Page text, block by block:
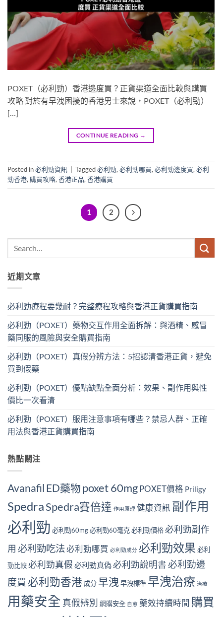
POXET（必利勁）香港邊度買？正貨渠道全面比較與購買
攻略 對於有早洩困擾的香港男士來說，POXET（必利勁）
[…]
CONTINUE READING →
Posted in必利勁資訊 Tagged必利勁,必利勁哪買,必利勁邊度買,必利
勁香港, 購買攻略,香港正品,香港購買
1 2
近期文章
必利勁療程要幾耐？完整療程攻略與香港正貨購買指南
必利勁（POXET）藥物交互作用全面拆解：與酒精、感冒
藥同服的風險與安全購買指南
必利勁（POXET）真假分辨方法：5招認清香港正貨，避免
買到假藥
必利勁（POXET）優點缺點全面分析：效果、副作用與性
價比一次看清
必利勁（POXET）服用注意事項有哪些？禁忌人群、正確
用法與香港正貨購買指南
熱點關注
Avanafil ED藥物 poxet 60mg POXET價格 Priligy
SpedraSpedra賽倍達 作用原理 健康資訊 副作用
必利勁 必利勁60mg必利勁60毫克必利勁價格必利勁副作
用 必利勁吃法必利勁哪買 必利勁成分 必利勁效果 必利
勁比較必利勁真假 必利勁真偽必利勁說明書必利勁邊
度買 必利勁香港 成分 早洩 早洩標準 早洩治療 治療
用藥安全 真假辨別 網購安全 自愈 藥效持續時間 購買